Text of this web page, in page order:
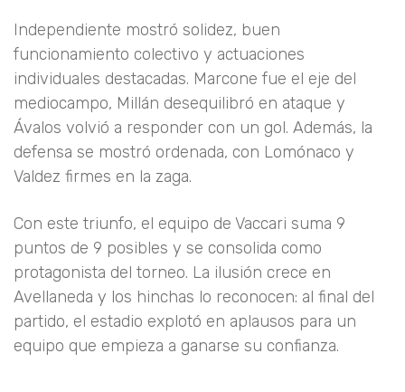
Independiente mostró solidez, buen
funcionamiento colectivo y actuaciones
individuales destacadas. Marcone fue el eje del
mediocampo, Millán desequilibró en ataque y
Ávalos volvió a responder con un gol. Además, la
defensa se mostró ordenada, con Lomónaco y
Valdez firmes en la zaga.
Con este triunfo, el equipo de Vaccari suma 9
puntos de 9 posibles y se consolida como
protagonista del torneo. La ilusión crece en
Avellaneda y los hinchas lo reconocen: al final del
partido, el estadio explotó en aplausos para un
equipo que empieza a ganarse su confianza.